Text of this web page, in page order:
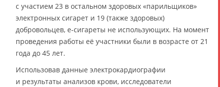
с участием 23 в остальном здоровых «парильщиков»
электронных сигарет и 19 (также здоровых)
добровольцев, e-сигареты не использующих. На момент
проведения работы её участники были в возрасте от 21
года до 45 лет.
Использовав данные электрокардиографии
и результаты анализов крови, исследователи